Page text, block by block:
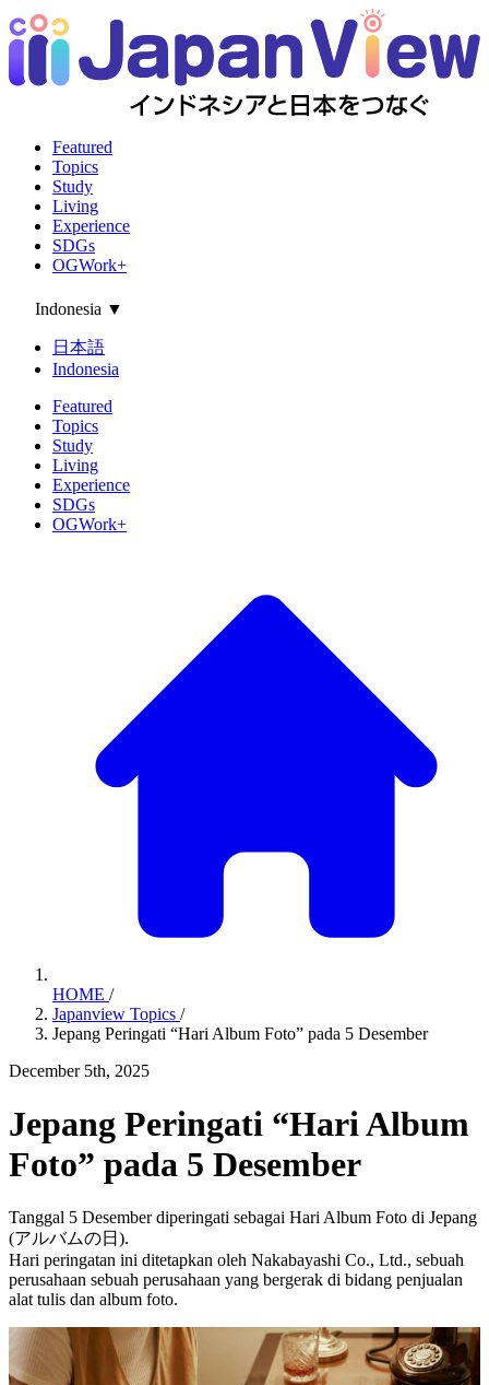
Featured
Topics
Study
Living
Experience
SDGs
OGWork+
Indonesia ▼
日本語
Indonesia
Featured
Topics
Study
Living
Experience
SDGs
OGWork+
HOME /
Japanview Topics /
Jepang Peringati “Hari Album Foto” pada 5 Desember
December 5th, 2025
Jepang Peringati “Hari Album
Foto” pada 5 Desember
Tanggal 5 Desember diperingati sebagai Hari Album Foto di Jepang
(アルバムの日).
Hari peringatan ini ditetapkan oleh Nakabayashi Co., Ltd., sebuah
perusahaan sebuah perusahaan yang bergerak di bidang penjualan
alat tulis dan album foto.